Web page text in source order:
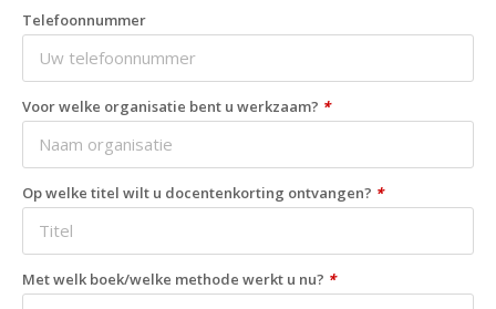
Telefoonnummer
Voor welke organisatie bent u werkzaam? *
Op welke titel wilt u docentenkorting ontvangen? *
Met welk boek/welke methode werkt u nu? *